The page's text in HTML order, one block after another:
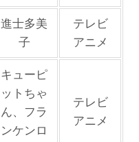
進士多美
子
テレビ
アニメ
キューピ
ットちゃ
ん、フラ
ンケンロ
テレビ
アニメ